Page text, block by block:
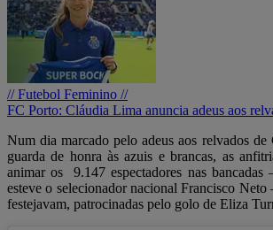
// Futebol Feminino //
FC Porto: Cláudia Lima anuncia adeus aos
Num dia marcado pelo adeus aos relvados
guarda de honra às azuis e brancas, as
animar os 9.147 espectadores nas bancadas
esteve o selecionador nacional Francisco
festejavam, patrocinadas pelo golo de Eliza